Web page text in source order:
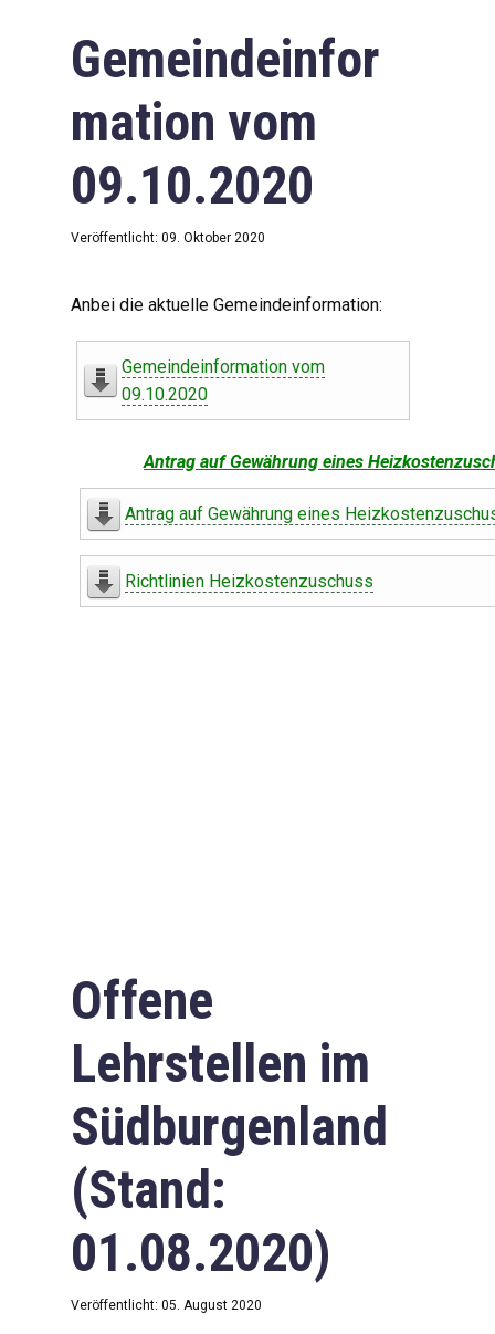
Gemeindeinfor
mation vom
09.10.2020
Veröffentlicht: 09. Oktober 2020
Anbei die aktuelle Gemeindeinformation:
Gemeindeinformation vom
09.10.2020
Antrag auf Gewährung eines
Antrag auf Gewährung eines
Richtlinien Heizkostenzuschuss
Offene
Lehrstellen im
Südburgenland
(Stand:
01.08.2020)
Veröffentlicht: 05. August 2020